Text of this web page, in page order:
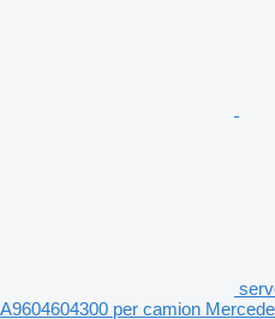
A9604604300 per camion